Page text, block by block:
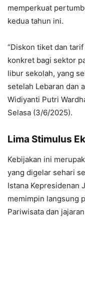
memperkuat
kedua tahun ini.
“Diskon tiket dan
konkret bagi sektor
libur sekolah, yang
setelah Lebaran dan
Widiyanti Putri
Selasa (3/6/2025).
Lima Stimulus
Kebijakan ini
yang digelar sehari
Istana Kepresidenan
memimpin langsung
Pariwisata dan